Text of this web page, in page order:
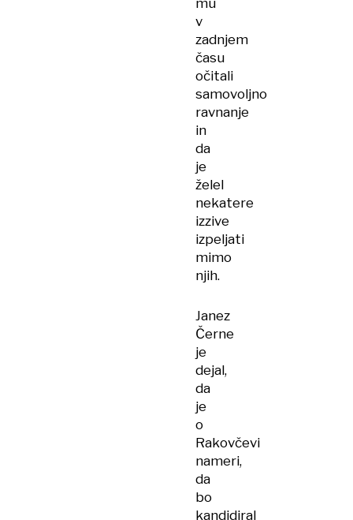
mu
v
zadnjem
času
očitali
samovoljno
ravnanje
in
da
je
želel
nekatere
izzive
izpeljati
mimo
njih.
Janez
Černe
je
dejal,
da
je
o
Rakovčevi
nameri,
da
bo
kandidiral